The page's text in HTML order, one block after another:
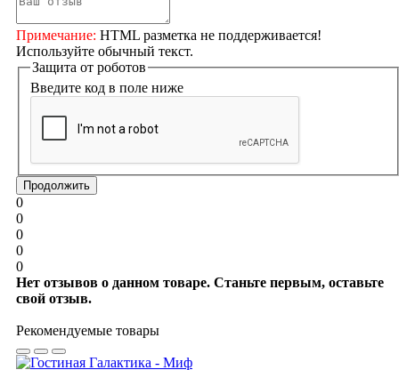
Примечание: HTML разметка не поддерживается!
Используйте обычный текст.
Защита от роботов
Введите код в поле ниже
Продолжить
0
0
0
0
0
Нет отзывов о данном товаре. Станьте первым, оставьте
свой отзыв.
Рекомендуемые товары